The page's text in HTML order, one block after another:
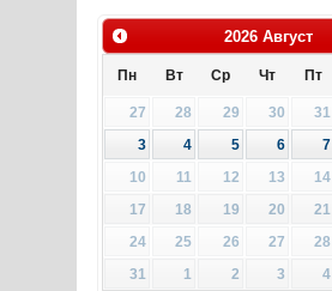
2026 Август
Пн Вт Ср Чт Пт
27 28 29 30 31
3
4 5 6 7
10
11 12 13 14
17
18 19 20 21
24
25 26 27 28
31
1 2 3 4